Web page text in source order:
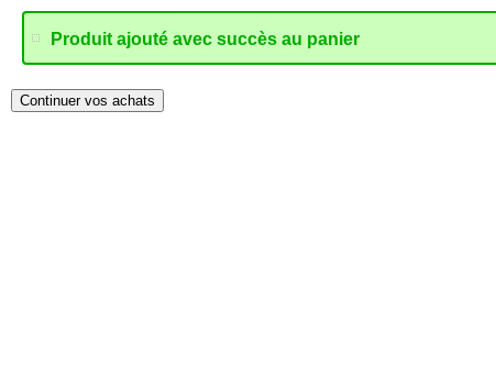
Produit ajouté avec succès au panier